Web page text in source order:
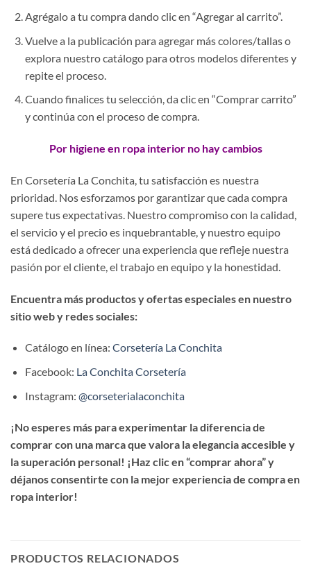
Agrégalo a tu compra dando clic en “Agregar al carrito”.
Vuelve a la publicación para agregar más colores/tallas o
explora nuestro catálogo para otros modelos diferentes y
repite el proceso.
Cuando finalices tu selección, da clic en “Comprar carrito”
y continúa con el proceso de compra.
Por higiene en ropa interior no hay cambios
En Corsetería La Conchita, tu satisfacción es nuestra
prioridad. Nos esforzamos por garantizar que cada compra
supere tus expectativas. Nuestro compromiso con la calidad,
el servicio y el precio es inquebrantable, y nuestro equipo
está dedicado a ofrecer una experiencia que refleje nuestra
pasión por el cliente, el trabajo en equipo y la honestidad.
Encuentra más productos y ofertas especiales en nuestro
sitio web y redes sociales:
Catálogo en línea: Corsetería La Conchita
Facebook: La Conchita Corsetería
Instagram: @corseterialaconchita
¡No esperes más para experimentar la diferencia de
comprar con una marca que valora la elegancia accesible y
la superación personal! ¡Haz clic en “comprar ahora” y
déjanos consentirte con la mejor experiencia de compra en
ropa interior!
PRODUCTOS RELACIONADOS